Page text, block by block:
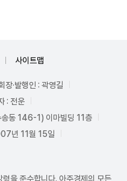
사이트맵
장·발행인 : 곽영길
: 전운
송동 146-1) 이마빌딩 11층
년 11월 15일
을 준수합니다. 아주경제의 모든